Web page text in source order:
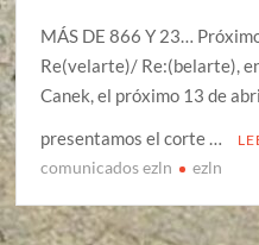
MÁS DE 866 Y 23…
Re(velarte)/ Re:(belarte),
Canek, el próximo 13 de
presentamos el corte …
comunicados ezln ezln